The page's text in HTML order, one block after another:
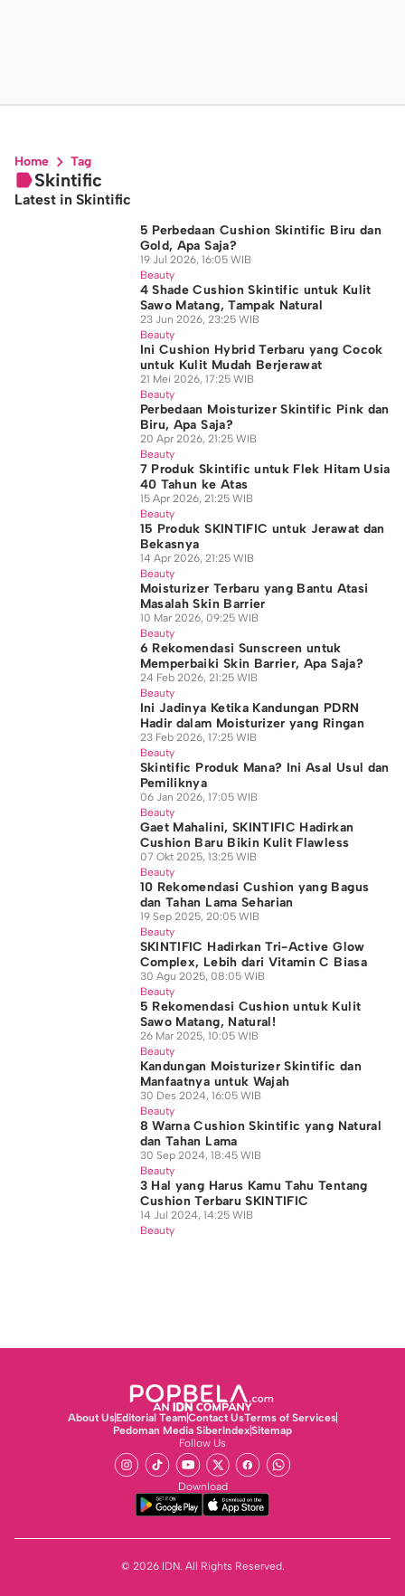
Home Tag
Skintific
Latest in Skintific
5 Perbedaan Cushion Skintific Biru dan
Gold, Apa Saja?
19 Jul 2026, 16:05 WIB
Beauty
4 Shade Cushion Skintific untuk Kulit
Sawo Matang, Tampak Natural
23 Jun 2026, 23:25 WIB
Beauty
Ini Cushion Hybrid Terbaru yang Cocok
untuk Kulit Mudah Berjerawat
21 Mei 2026, 17:25 WIB
Beauty
Perbedaan Moisturizer Skintific Pink dan
Biru, Apa Saja?
20 Apr 2026, 21:25 WIB
Beauty
7 Produk Skintific untuk Flek Hitam Usia
40 Tahun ke Atas
15 Apr 2026, 21:25 WIB
Beauty
15 Produk SKINTIFIC untuk Jerawat dan
Bekasnya
14 Apr 2026, 21:25 WIB
Beauty
Moisturizer Terbaru yang Bantu Atasi
Masalah Skin Barrier
10 Mar 2026, 09:25 WIB
Beauty
6 Rekomendasi Sunscreen untuk
Memperbaiki Skin Barrier, Apa Saja?
24 Feb 2026, 21:25 WIB
Beauty
Ini Jadinya Ketika Kandungan PDRN
Hadir dalam Moisturizer yang Ringan
23 Feb 2026, 17:25 WIB
Beauty
Skintific Produk Mana? Ini Asal Usul dan
Pemiliknya
06 Jan 2026, 17:05 WIB
Beauty
Gaet Mahalini, SKINTIFIC Hadirkan
Cushion Baru Bikin Kulit Flawless
07 Okt 2025, 13:25 WIB
Beauty
10 Rekomendasi Cushion yang Bagus
dan Tahan Lama Seharian
19 Sep 2025, 20:05 WIB
Beauty
SKINTIFIC Hadirkan Tri-Active Glow
Complex, Lebih dari Vitamin C Biasa
30 Agu 2025, 08:05 WIB
Beauty
5 Rekomendasi Cushion untuk Kulit
Sawo Matang, Natural!
26 Mar 2025, 10:05 WIB
Beauty
Kandungan Moisturizer Skintific dan
Manfaatnya untuk Wajah
30 Des 2024, 16:05 WIB
Beauty
8 Warna Cushion Skintific yang Natural
dan Tahan Lama
30 Sep 2024, 18:45 WIB
Beauty
3 Hal yang Harus Kamu Tahu Tentang
Cushion Terbaru SKINTIFIC
14 Jul 2024, 14:25 WIB
Beauty
About UsEditorial TeamContact UsTerms of Services
Pedoman Media SiberIndexSitemap
Follow Us
Download
© 2026 IDN. All Rights Reserved.